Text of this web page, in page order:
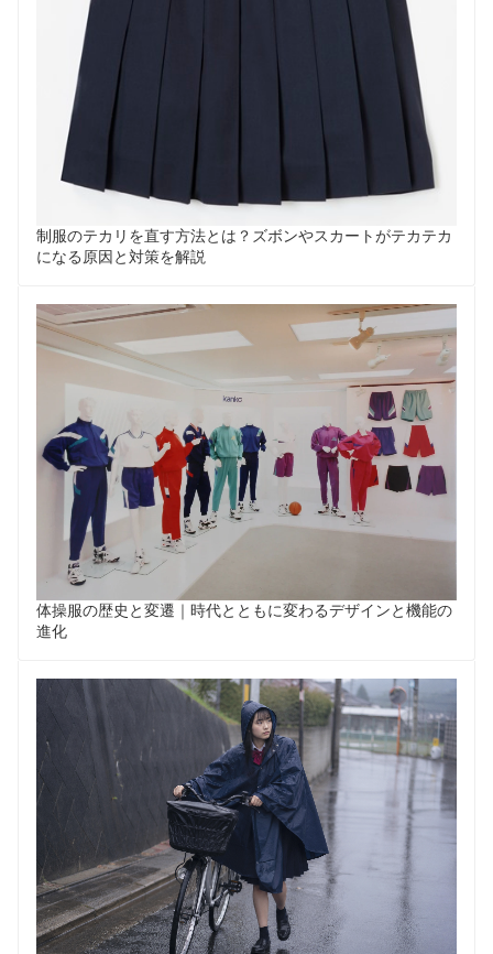
制服のテカリを直す方法とは？ズボンやスカートがテカテカ
になる原因と対策を解説
体操服の歴史と変遷｜時代とともに変わるデザインと機能の
進化